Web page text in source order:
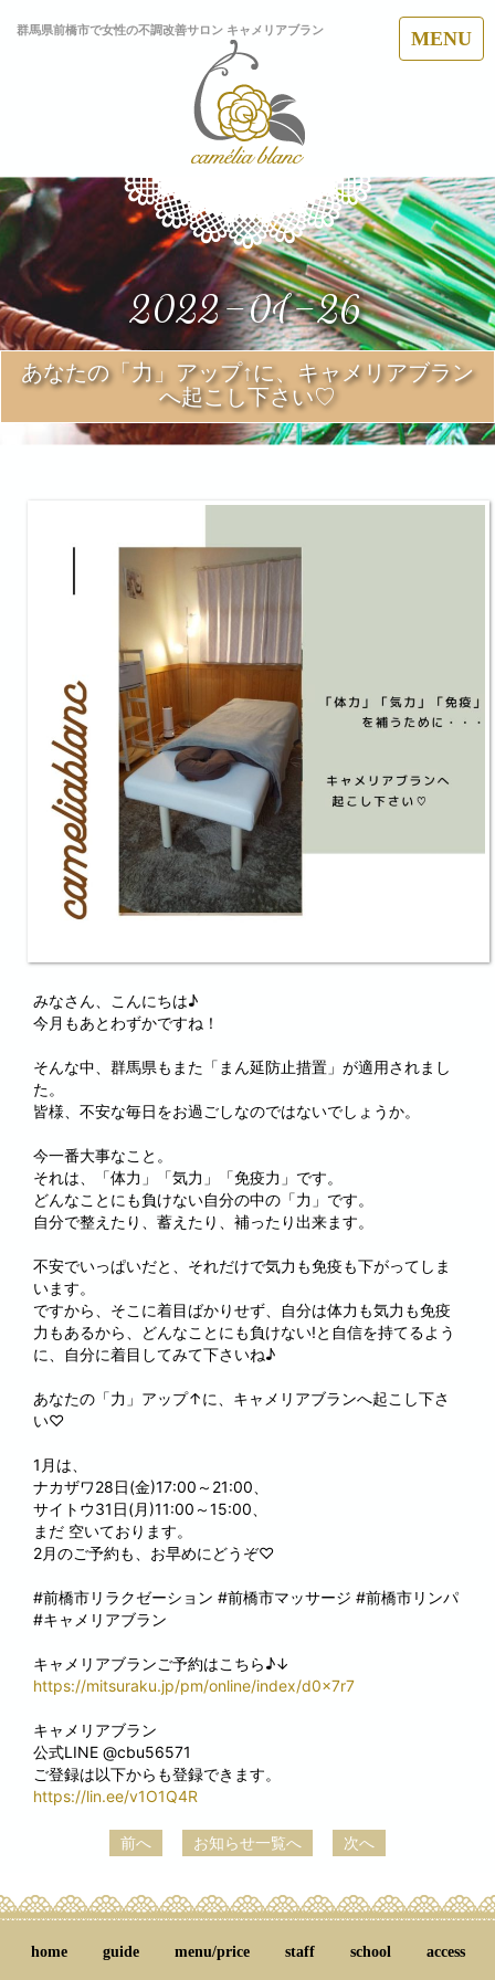
群馬県前橋市で女性の不調改善サロン キャメリアブラン MENU
2022-01-26
あなたの「力」アップ↑に、キャメリアブラン
へ起こし下さい♡
みなさん、こんにちは♪
今月もあとわずかですね！
そんな中、群馬県もまた「まん延防止措置」が適用されまし
た。
皆様、不安な毎日をお過ごしなのではないでしょうか。
今一番大事なこと。
それは、「体力」「気力」「免疫力」です。
どんなことにも負けない自分の中の「力」です。
自分で整えたり、蓄えたり、補ったり出来ます。
不安でいっぱいだと、それだけで気力も免疫も下がってしま
います。
ですから、そこに着目ばかりせず、自分は体力も気力も免疫
力もあるから、どんなことにも負けない!と自信を持てるよう
に、自分に着目してみて下さいね♪
あなたの「力」アップ↑に、キャメリアブランへ起こし下さ
い♡
1月は、
ナカザワ28日(金)17:00～21:00、
サイトウ31日(月)11:00～15:00、
まだ 空いております。
2月のご予約も、お早めにどうぞ♡
#前橋市リラクゼーション #前橋市マッサージ #前橋市リンパ
#キャメリアブラン
キャメリアブランご予約はこちら♪↓
https://mitsuraku.jp/pm/online/index/d0x7r7
キャメリアブラン
公式LINE @cbu56571
ご登録は以下からも登録できます。
https://lin.ee/v1O1Q4R
前へ お知らせ一覧へ 次へ
home guide menu/price staff school access